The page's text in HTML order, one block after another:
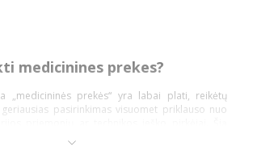
medicinines prekes?
„medicininės prekės“ yra labai plati, reikėtų
pasirinkimas visuomet priklauso nuo